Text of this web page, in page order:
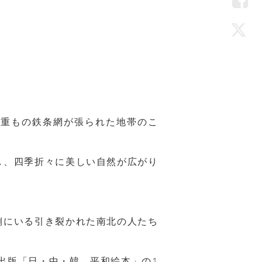
もの鉄条網が張られた地帯のこ
四季折々に美しい自然が広がり
いる引き裂かれた南北の人たち